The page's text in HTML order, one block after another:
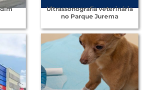
Ultrassonografia veterinária
no Parque Jurema